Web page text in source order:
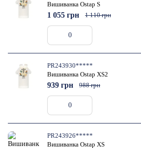
Вишиванка Ostap S
1 055 грн 1 110 грн
PR243930*****
Вишиванка Ostap XS2
939 грн 988 грн
PR243926*****
Вишиванка Ostap XS